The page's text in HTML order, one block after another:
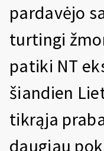
pardavėjo
turtingi
patiki NT
šiandien
tikrąja
daugiau